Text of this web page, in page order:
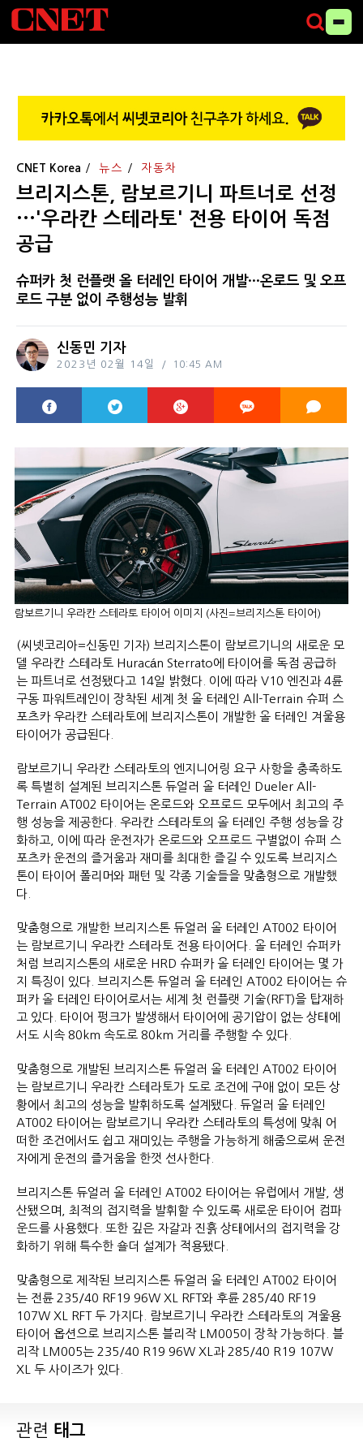
CNET Korea 뉴스 자동차
브리지스톤, 람보르기니 파트너로 선정
···'우라칸 스테라토' 전용 타이어 독점
공급
슈퍼카 첫 런플랫 올 터레인 타이어 개발···온로드 및 오프
로드 구분 없이 주행성능 발휘
신동민 기자
2023년 02월 14일 10:45 AM
람보르기니 우라칸 스테라토 타이어 이미지 (사진=브리지스톤 타이어)
(씨넷코리아=신동민 기자) 브리지스톤이 람보르기니의 새로운 모
델 우라칸 스테라토 Huracán Sterrato에 타이어를 독점 공급하
는 파트너로 선정됐다고 14일 밝혔다. 이에 따라 V10 엔진과 4륜
구동 파워트레인이 장착된 세계 첫 올 터레인 All-Terrain 슈퍼 스
포츠카 우라칸 스테라토에 브리지스톤이 개발한 올 터레인 겨울용
타이어가 공급된다.
람보르기니 우라칸 스테라토의 엔지니어링 요구 사항을 충족하도
록 특별히 설계된 브리지스톤 듀얼러 올 터레인 Dueler All-
Terrain AT002 타이어는 온로드와 오프로드 모두에서 최고의 주
행 성능을 제공한다. 우라칸 스테라토의 올 터레인 주행 성능을 강
화하고, 이에 따라 운전자가 온로드와 오프로드 구별없이 슈퍼 스
포츠카 운전의 즐거움과 재미를 최대한 즐길 수 있도록 브리지스
톤이 타이어 폴리머와 패턴 및 각종 기술들을 맞춤형으로 개발했
다.
맞춤형으로 개발한 브리지스톤 듀얼러 올 터레인 AT002 타이어
는 람보르기니 우라칸 스테라토 전용 타이어다. 올 터레인 슈퍼카
처럼 브리지스톤의 새로운 HRD 슈퍼카 올 터레인 타이어는 몇 가
지 특징이 있다. 브리지스톤 듀얼러 올 터레인 AT002 타이어는 슈
퍼카 올 터레인 타이어로서는 세계 첫 런플랫 기술(RFT)을 탑재하
고 있다. 타이어 펑크가 발생해서 타이어에 공기압이 없는 상태에
서도 시속 80km 속도로 80km 거리를 주행할 수 있다.
맞춤형으로 개발된 브리지스톤 듀얼러 올 터레인 AT002 타이어
는 람보르기니 우라칸 스테라토가 도로 조건에 구애 없이 모든 상
황에서 최고의 성능을 발휘하도록 설계됐다. 듀얼러 올 터레인
AT002 타이어는 람보르기니 우라칸 스테라토의 특성에 맞춰 어
떠한 조건에서도 쉽고 재미있는 주행을 가능하게 해줌으로써 운전
자에게 운전의 즐거움을 한껏 선사한다.
브리지스톤 듀얼러 올 터레인 AT002 타이어는 유럽에서 개발, 생
산됐으며, 최적의 접지력을 발휘할 수 있도록 새로운 타이어 컴파
운드를 사용했다. 또한 깊은 자갈과 진흙 상태에서의 접지력을 강
화하기 위해 특수한 숄더 설계가 적용됐다.
맞춤형으로 제작된 브리지스톤 듀얼러 올 터레인 AT002 타이어
는 전륜 235/40 RF19 96W XL RFT와 후륜 285/40 RF19
107W XL RFT 두 가지다. 람보르기니 우라칸 스테라토의 겨울용
타이어 옵션으로 브리지스톤 블리작 LM005이 장착 가능하다. 블
리작 LM005는 235/40 R19 96W XL과 285/40 R19 107W
XL 두 사이즈가 있다.
관련 태그